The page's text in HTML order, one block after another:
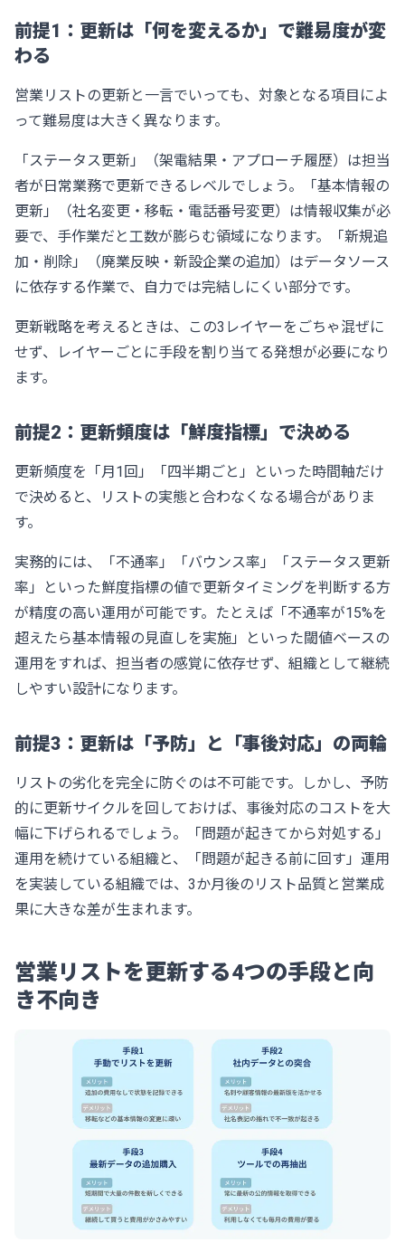
前提1：更新は「何を変えるか」で難易度が変
わる
営業リストの更新と一言でいっても、対象となる項目によ
って難易度は大きく異なります。
「ステータス更新」（架電結果・アプローチ履歴）は担当
者が日常業務で更新できるレベルでしょう。「基本情報の
更新」（社名変更・移転・電話番号変更）は情報収集が必
要で、手作業だと工数が膨らむ領域になります。「新規追
加・削除」（廃業反映・新設企業の追加）はデータソース
に依存する作業で、自力では完結しにくい部分です。
更新戦略を考えるときは、この3レイヤーをごちゃ混ぜに
せず、レイヤーごとに手段を割り当てる発想が必要になり
ます。
前提2：更新頻度は「鮮度指標」で決める
更新頻度を「月1回」「四半期ごと」といった時間軸だけ
で決めると、リストの実態と合わなくなる場合がありま
す。
実務的には、「不通率」「バウンス率」「ステータス更新
率」といった鮮度指標の値で更新タイミングを判断する方
が精度の高い運用が可能です。たとえば「不通率が15%を
超えたら基本情報の見直しを実施」といった閾値ベースの
運用をすれば、担当者の感覚に依存せず、組織として継続
しやすい設計になります。
前提3：更新は「予防」と「事後対応」の両輪
リストの劣化を完全に防ぐのは不可能です。しかし、予防
的に更新サイクルを回しておけば、事後対応のコストを大
幅に下げられるでしょう。「問題が起きてから対処する」
運用を続けている組織と、「問題が起きる前に回す」運用
を実装している組織では、3か月後のリスト品質と営業成
果に大きな差が生まれます。
営業リストを更新する4つの手段と向
き不向き